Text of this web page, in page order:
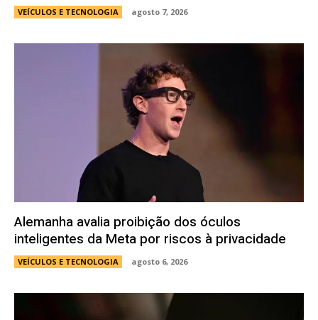
VEÍCULOS E TECNOLOGIA agosto 7, 2026
Alemanha avalia proibição dos óculos
inteligentes da Meta por riscos à privacidade
VEÍCULOS E TECNOLOGIA agosto 6, 2026